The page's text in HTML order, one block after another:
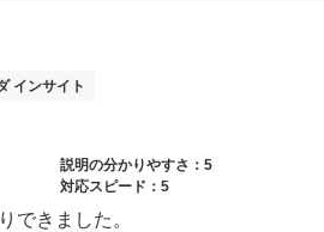
インサイト
説明の分かりやすさ：5
対応スピード：5
できました。